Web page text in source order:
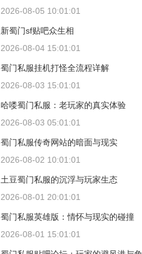
2026-08-05 10:01:01
新蜀门sf贴吧众生相
2026-08-04 15:01:01
蜀门私服挂机打怪全流程详解
2026-08-03 15:01:01
哈喽蜀门私服：老玩家的真实体验
2026-08-03 05:01:01
蜀门私服传奇网站的暗面与现实
2026-08-02 10:01:01
土豆蜀门私服的沉浮与玩家生态
2026-08-01 20:01:01
蜀门私服英雄版：情怀与现实的碰撞
2026-08-01 15:01:01